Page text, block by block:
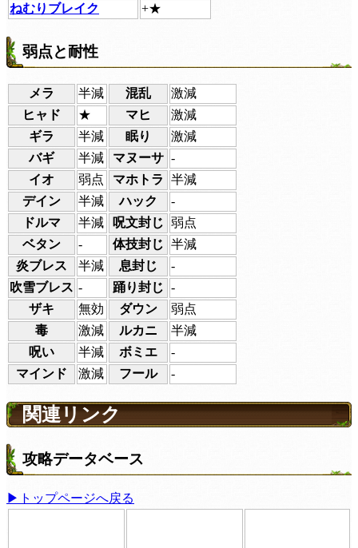
ねむりブレイク
+★
弱点と耐性
メラ 半減 混乱
激減
ヒャド
★ マヒ
激減
ギラ
半減 眠り
激減
バギ
半減 マヌーサ -
イオ
弱点 マホトラ
半減
デイン
半減 ハック
-
ドルマ
半減 呪文封じ 弱点
ベタン
- 体技封じ 半減
炎ブレス
半減 息封じ
-
吹雪ブレス - 踊り封じ -
ザキ
無効 ダウン
弱点
毒
激減 ルカニ
半減
呪い
半減 ボミエ
-
マインド
激減 フール -
関連リンク
攻略データベース
▶トップページへ戻る